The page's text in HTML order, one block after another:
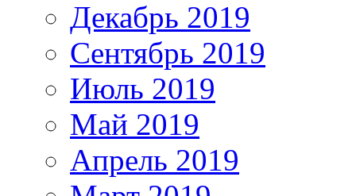
Декабрь 2019
Сентябрь 2019
Июль 2019
Май 2019
Апрель 2019